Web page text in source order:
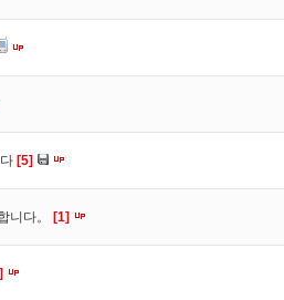
[5]
니다。 [1]